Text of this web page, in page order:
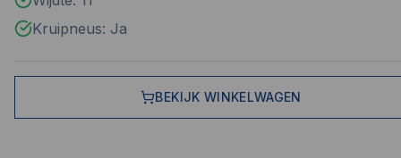
Kruipneus: Ja
BEKIJK WINKELWAGEN